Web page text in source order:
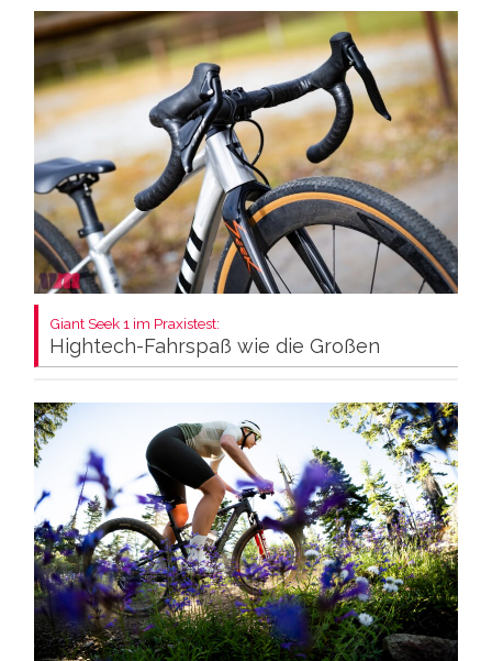
Giant Seek 1 im Praxistest:
Hightech-Fahrspaß wie die Großen